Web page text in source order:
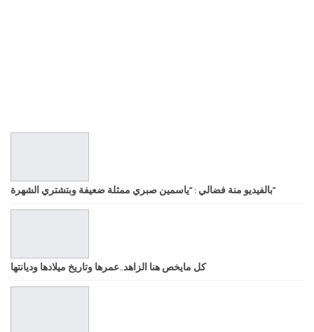
بالفيديو منة فضالي : “ياسمين صبري ممثلة ضعيفة وبتشتري الشهرة”
كل مايخص هنا الزاهد..عمرها وتاريخ ميلادها وديانتها